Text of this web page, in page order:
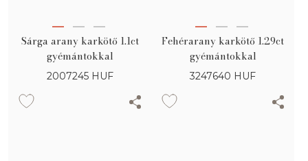
Sárga arany karkötő 1.1ct
gyémántokkal
2007245 HUF
Fehérarany karkötő 1.29ct
gyémántokkal
3247640 HUF